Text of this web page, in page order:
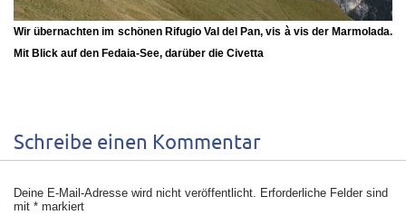
Wir übernachten im schönenRifugio Val del Pan, vis à vis der Marmolada.
Mit Blick auf den Fedaia-See, darüber die Civetta
Schreibe einen Kommentar
Deine E-Mail-Adresse wird nicht veröffentlicht. Erforderliche Felder sind
mit * markiert